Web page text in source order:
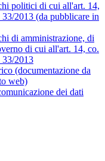
politici di cui all'art. 14,
2013 (da pubblicare in
di amministrazione, di
di cui all'art. 14, co.
33/2013
(documentazione da
web)
dei dati